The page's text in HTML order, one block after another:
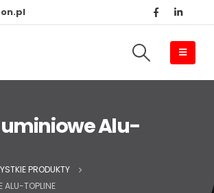
Alu-
PRODUKTY
ALU-TOPLINE